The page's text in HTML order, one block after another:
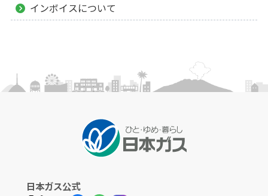
インボイスについて
日本ガス公式